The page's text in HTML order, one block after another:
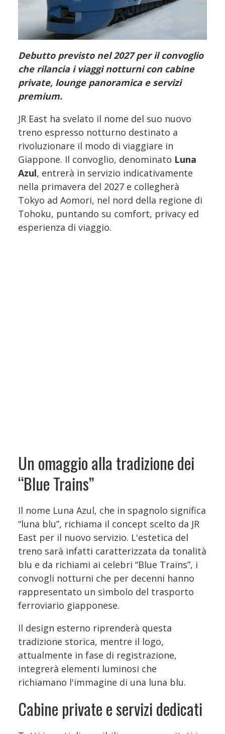
Debutto previsto nel 2027 per il convoglio
che rilancia i viaggi notturni con cabine
private, lounge panoramica e servizi
premium.
JR East ha svelato il nome del suo nuovo
treno espresso notturno destinato a
rivoluzionare il modo di viaggiare in
Giappone. Il convoglio, denominato Luna
Azul, entrerà in servizio indicativamente
nella primavera del 2027 e collegherà
Tokyo ad Aomori, nel nord della regione di
Tohoku, puntando su comfort, privacy ed
esperienza di viaggio.
Un omaggio alla tradizione dei
“Blue Trains”
Il nome Luna Azul, che in spagnolo significa
“luna blu”, richiama il concept scelto da JR
East per il nuovo servizio. L'estetica del
treno sarà infatti caratterizzata da tonalità
blu e da richiami ai celebri “Blue Trains”, i
convogli notturni che per decenni hanno
rappresentato un simbolo del trasporto
ferroviario giapponese.
Il design esterno riprenderà questa
tradizione storica, mentre il logo,
attualmente in fase di registrazione,
integrerà elementi luminosi che
richiamano l'immagine di una luna blu.
Cabine private e servizi dedicati